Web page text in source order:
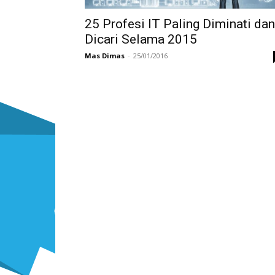
25 Profesi IT Paling Diminati dan
Dicari Selama 2015
Mas Dimas - 25/01/2016